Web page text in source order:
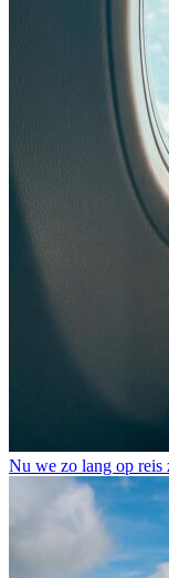
Nu we zo lang op reis